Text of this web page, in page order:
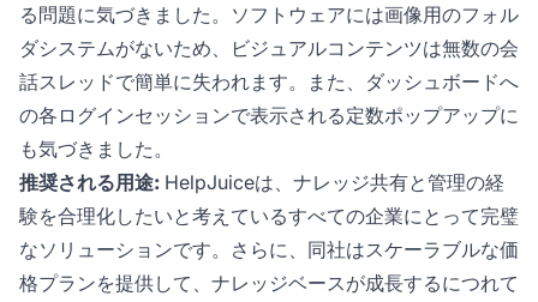
る問題に気づきました。ソフトウェアには画像用のフォル
ダシステムがないため、ビジュアルコンテンツは無数の会
話スレッドで簡単に失われます。また、ダッシュボードへ
の各ログインセッションで表示される定数ポップアップに
も気づきました。
推奨される用途: HelpJuiceは、ナレッジ共有と管理の経
験を合理化したいと考えているすべての企業にとって完璧
なソリューションです。さらに、同社はスケーラブルな価
格プランを提供して、ナレッジベースが成長するにつれて